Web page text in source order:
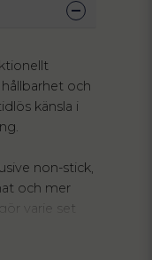
och
känsla i
non-stick,
och mer
varje set